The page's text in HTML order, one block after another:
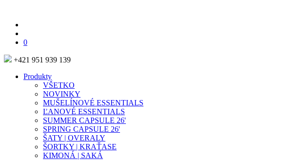
0
+421 951 939 139
Produkty
VŠETKO
NOVINKY
MUŠELÍNOVÉ ESSENTIALS
ĽANOVÉ ESSENTIALS
SUMMER CAPSULE 26'
SPRING CAPSULE 26'
ŠATY | OVERALY
ŠORTKY | KRAŤASE
KIMONÁ | SAKÁ